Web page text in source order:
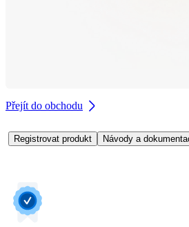
Přejít do obchodu
Registrovat produkt Návody a